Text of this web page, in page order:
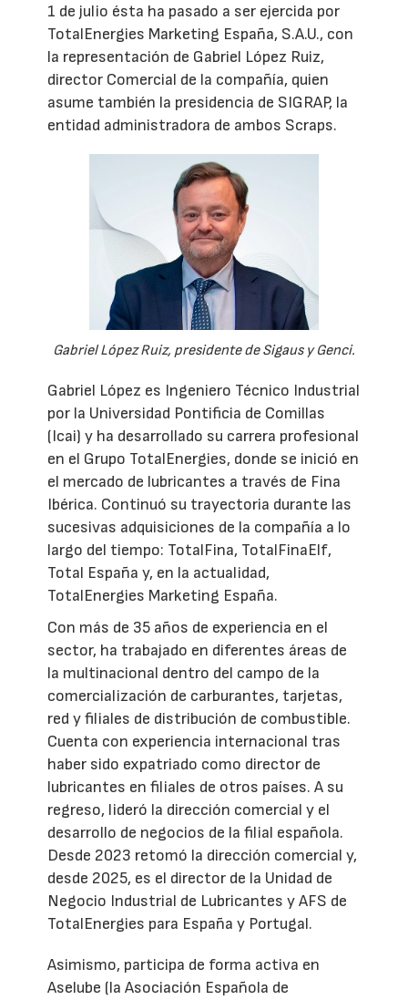
1 de julio ésta ha pasado a ser ejercida por
TotalEnergies Marketing España, S.A.U., con
la representación de Gabriel López Ruiz,
director Comercial de la compañía, quien
asume también la presidencia de SIGRAP, la
entidad administradora de ambos Scraps.
Gabriel López Ruiz, presidente de Sigaus y Genci.
Gabriel López es Ingeniero Técnico Industrial
por la Universidad Pontificia de Comillas
(Icai) y ha desarrollado su carrera profesional
en el Grupo TotalEnergies, donde se inició en
el mercado de lubricantes a través de Fina
Ibérica. Continuó su trayectoria durante las
sucesivas adquisiciones de la compañía a lo
largo del tiempo: TotalFina, TotalFinaElf,
Total España y, en la actualidad,
TotalEnergies Marketing España.
Con más de 35 años de experiencia en el
sector, ha trabajado en diferentes áreas de
la multinacional dentro del campo de la
comercialización de carburantes, tarjetas,
red y filiales de distribución de combustible.
Cuenta con experiencia internacional tras
haber sido expatriado como director de
lubricantes en filiales de otros países. A su
regreso, lideró la dirección comercial y el
desarrollo de negocios de la filial española.
Desde 2023 retomó la dirección comercial y,
desde 2025, es el director de la Unidad de
Negocio Industrial de Lubricantes y AFS de
TotalEnergies para España y Portugal.
Asimismo, participa de forma activa en
Aselube (la Asociación Española de